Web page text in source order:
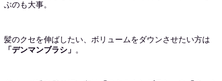
ぶのも大事。
髪のクセを伸ばしたい、ボリュームをダウンさせたい方は
「デンマンブラシ」 。